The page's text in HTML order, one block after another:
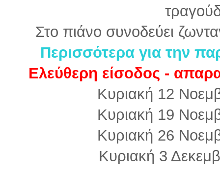
Στο πιάνο συνοδεύει
Περισσότερα για την
Ελεύθερη είσοδος -
Κυριακή 12
Κυριακή 19
Κυριακή 26
Κυριακή 3